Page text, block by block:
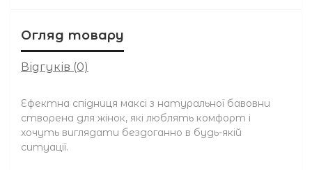
Огляд товару
Відгуків (0)
Ефектна спідниця максі з натуральної бавовни
створена для жінок, які люблять комфорт і
хочуть виглядати бездоганно в будь-якій
ситуації.